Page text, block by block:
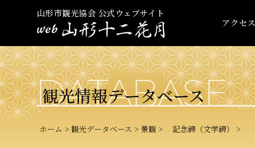
山形市観光協会 公式ウェブサイト
アクセス
観光情報データベース
DATABASE
ホーム 観光データベース 景観 記念碑（文学碑）